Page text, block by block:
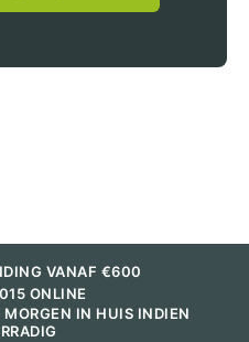
VANAF €600
ONLINE
IN HUIS INDIEN